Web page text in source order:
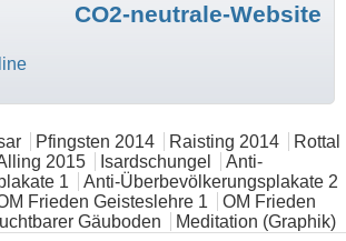
CO2-neutrale-Website
Pfingsten 2014 Raisting 2014
Rottal
2015 Isardschungel
Anti-
1
Anti-Überbevölkerungsplakate 2
Frieden Geisteslehre 1
OM Frieden
Gäuboden Meditation (Graphik)